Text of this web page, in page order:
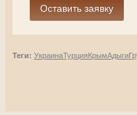
Теги: УкраинаТурцияКрымАдыги